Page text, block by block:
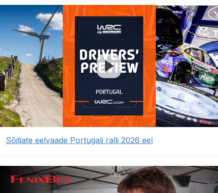
Sõitjate eelvaade Portugali ralli 2026 eel